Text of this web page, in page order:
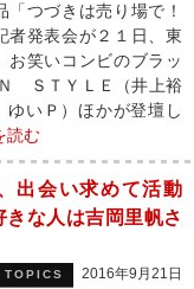
つづきは売り場で！
者発表会が２１日、東
お笑いコンビのブラッ
ＳＴＹＬＥ（井上裕
いＰ）ほかが登壇し
読む
出会い求めて活動
な人は吉岡里帆さ
TOPICS 2016年9月21日